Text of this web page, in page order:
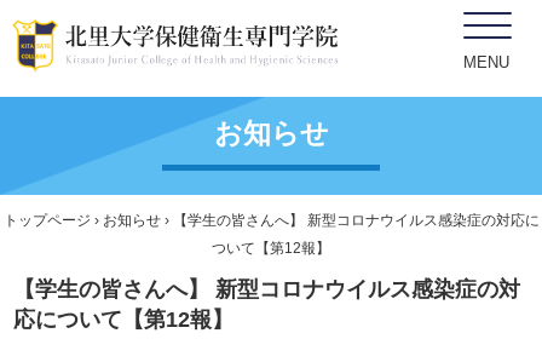
MENU
お知らせ
トップページ › お知らせ› 【学生の皆さんへ】 新型コロナウイルス感染症の対応に
ついて【第12報】
【学生の皆さんへ】 新型コロナウイルス感染症の対
応について【第12報】